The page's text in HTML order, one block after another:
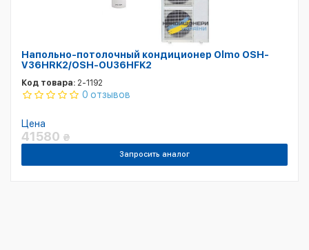
Напольно-потолочный кондиционер Olmo OSH-
V36HRK2/OSH-OU36HFK2
Код товара: 2-1192
0 отзывов
Цена
41580 ₴
Запросить аналог